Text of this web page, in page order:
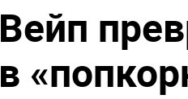
Вейп
в